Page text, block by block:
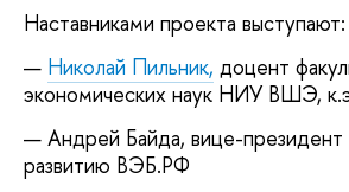
Наставниками проекта выступают:
Николай Пильник, доцент
экономических наук НИУ ВШЭ,
Андрей Байда, вице-президент
развитию ВЭБ.РФ